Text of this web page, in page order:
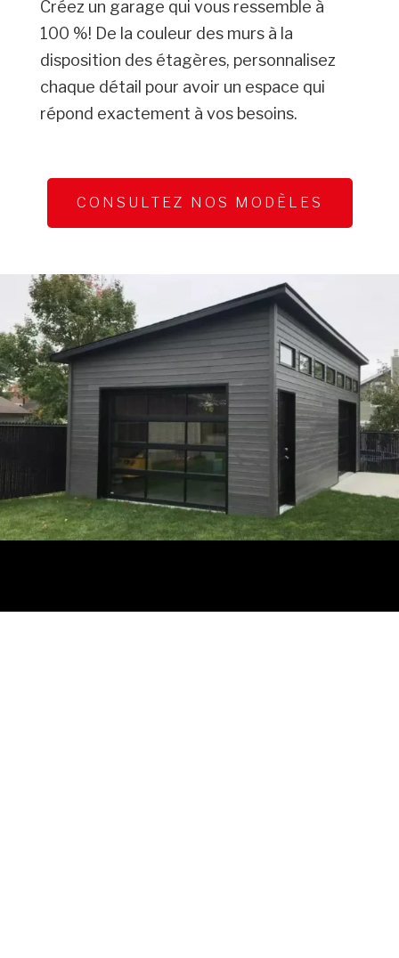
Créez un garage qui vous ressemble à
100 %! De la couleur des murs à la
disposition des étagères, personnalisez
chaque détail pour avoir un espace qui
répond exactement à vos besoins.
CONSULTEZ NOS MODÈLES